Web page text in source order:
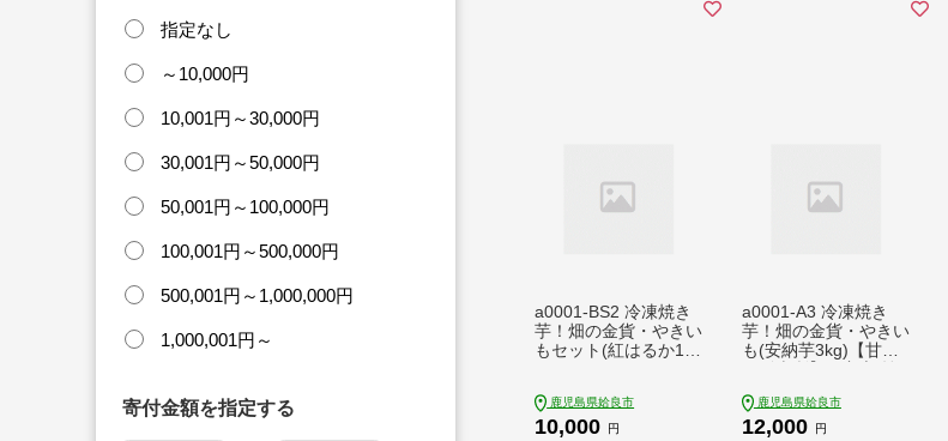
指定なし
～10,000円
10,001円～30,000円
30,001円～50,000円
50,001円～100,000円
100,001円～500,000円
500,001円～1,000,000円
1,000,001円～
寄付金額を指定する
a0001-BS2 冷凍焼き
芋！畑の金貨・やきい
もセット(紅はるか1k
所】姶良市 焼き芋 訳
あり やきいも スイー
鹿児島県姶良市
10,000 円
a0001-A3 冷凍焼き
芋！畑の金貨・やきい
も(安納芋3kg)【甘い
やきいも さつまいも
さつま芋 熟成 蜜
鹿児島県姶良市
12,000 円